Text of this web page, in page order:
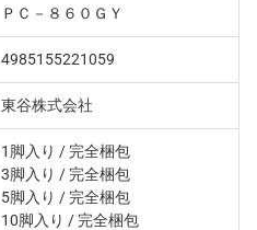
ＰＣ－８６０ＧＹ
4985155221059
東谷株式会社
1脚入り / 完全梱包
3脚入り / 完全梱包
5脚入り / 完全梱包
10脚入り / 完全梱包